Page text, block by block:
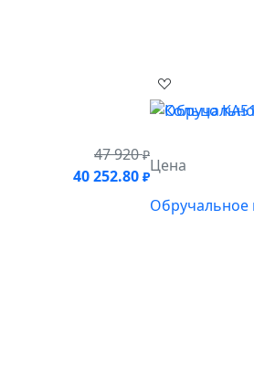
47 920₽
40 252.80 ₽
Цена
Обручальное